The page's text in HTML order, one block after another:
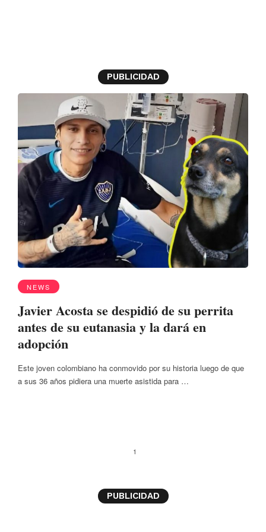
PUBLICIDAD
NEWS
Javier Acosta se despidió de su perrita
antes de su eutanasia y la dará en
adopción
Este joven colombiano ha conmovido por su historia luego de que
a sus 36 años pidiera una muerte asistida para …
1
PUBLICIDAD